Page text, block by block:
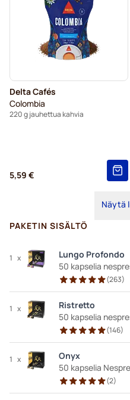
Delta Cafés
Colombia
220 g jauhettua kahvia
5,59 €
Näytä
PAKETIN SISÄLTÖ
1 x
Lungo Profondo
50 kapselia
(263)
1 x
Ristretto
50 kapselia
(146)
1 x
Onyx
50 kapselia
(2)